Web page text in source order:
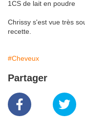
1CS de lait en poudre
Chrissy s'est vue très
recette.
#Cheveux
Partager